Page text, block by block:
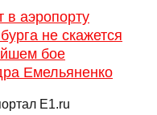
в аэропорту
не скажется
бое
Емельяненко
Е1.ru